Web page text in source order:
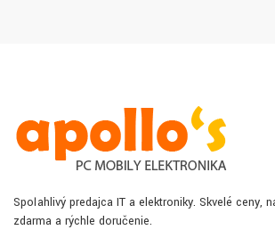
Spoľahlivý predajca IT a elektroniky. Skvelé ceny,
zdarma a rýchle doručenie.